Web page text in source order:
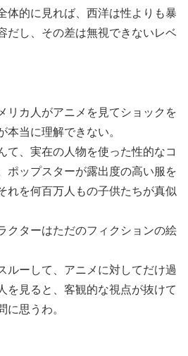
体的に見れば、西洋は性よりも暴
だし、その差は無視できないレベ
リカ人がアニメを見てショックを
本当に理解できない。
て、実在の人物を使った性的なコ
ポップスターが露出度の高い服を
れを何百万人もの子供たちが真似
クターはただのフィクションの絵
ルーして、アニメに対してだけ過
を見ると、客観的な視点が抜けて
に思うわ。